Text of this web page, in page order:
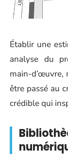
Établir une
analyse du
main-d’œuvre,
être passé au
crédible qui